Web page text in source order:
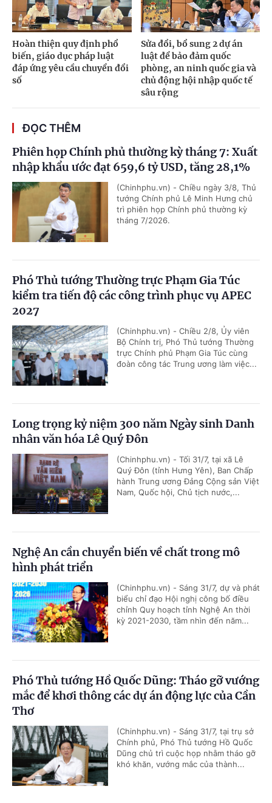
Hoàn thiện quy định phổ
biến, giáo dục pháp luật
đáp ứng yêu cầu chuyển đổi
số
Sửa đổi, bổ sung 2 dự án
luật để bảo đảm quốc
phòng, an ninh quốc gia và
chủ động hội nhập quốc tế
sâu rộng
ĐỌC THÊM
Phiên họp Chính phủ thường kỳ tháng 7: Xuất
nhập khẩu ước đạt 659,6 tỷ USD, tăng 28,1%
(Chinhphu.vn) - Chiều ngày 3/8, Thủ
tướng Chính phủ Lê Minh Hưng chủ
trì phiên họp Chính phủ thường kỳ
tháng 7/2026.
Phó Thủ tướng Thường trực Phạm Gia Túc
kiểm tra tiến độ các công trình phục vụ APEC
2027
(Chinhphu.vn) - Chiều 2/8, Ủy viên
Bộ Chính trị, Phó Thủ tướng Thường
trực Chính phủ Phạm Gia Túc cùng
đoàn công tác Trung ương làm việc...
Long trọng kỷ niệm 300 năm Ngày sinh Danh
nhân văn hóa Lê Quý Đôn
(Chinhphu.vn) - Tối 31/7, tại xã Lê
Quý Đôn (tỉnh Hưng Yên), Ban Chấp
hành Trung ương Đảng Cộng sản Việt
Nam, Quốc hội, Chủ tịch nước,...
Nghệ An cần chuyển biến về chất trong mô
hình phát triển
(Chinhphu.vn) - Sáng 31/7, dự và phát
biểu chỉ đạo Hội nghị công bố điều
chỉnh Quy hoạch tỉnh Nghệ An thời
kỳ 2021-2030, tầm nhìn đến năm...
Phó Thủ tướng Hồ Quốc Dũng: Tháo gỡ vướng
mắc để khơi thông các dự án động lực của Cần
Thơ
(Chinhphu.vn) - Sáng 31/7, tại trụ sở
Chính phủ, Phó Thủ tướng Hồ Quốc
Dũng chủ trì cuộc họp nhằm tháo gỡ
khó khăn, vướng mắc của thành...